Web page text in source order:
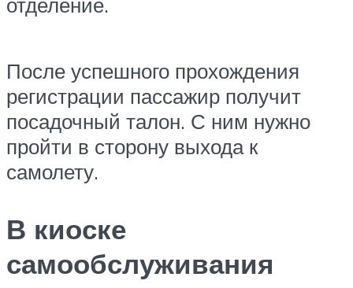
После успешного прохождения
регистрации пассажир получит
посадочный талон. С ним нужно
пройти в сторону выхода к
самолету.
В киоске
самообслуживания